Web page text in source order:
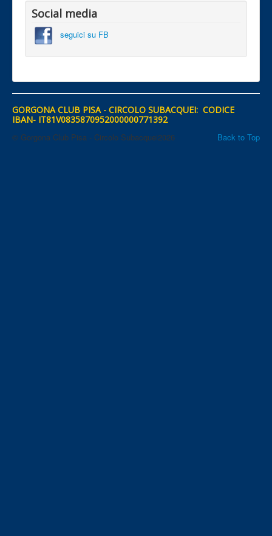
Social media
seguici su FB
GORGONA CLUB PISA - CIRCOLO SUBACQUEI: CODICE
IBAN- IT81V0835870952000000771392
Back to Top
© Gorgona Club Pisa - Circolo Subacquei2026